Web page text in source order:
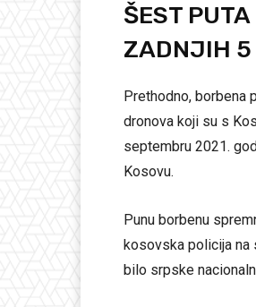
ŠEST
ZADNJIH 5
Prethodno, borbena
dronova koji su s
septembru 2021.
Kosovu.
Punu borbenu
kosovska policija na
bilo srpske